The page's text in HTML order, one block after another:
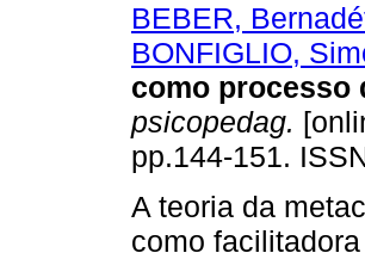
BEBER,
BONFIGLIO,
como processo
psicopedag.
pp.144-151.
A teoria da
como